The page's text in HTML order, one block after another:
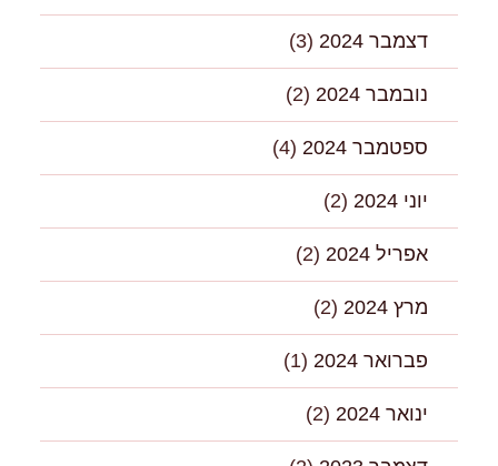
דצמבר 2024 (3)
נובמבר 2024 (2)
ספטמבר 2024 (4)
יוני 2024 (2)
אפריל 2024 (2)
מרץ 2024 (2)
פברואר 2024 (1)
ינואר 2024 (2)